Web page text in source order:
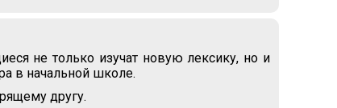
не только изучат новую лексику, но и
в начальной школе.
другу.